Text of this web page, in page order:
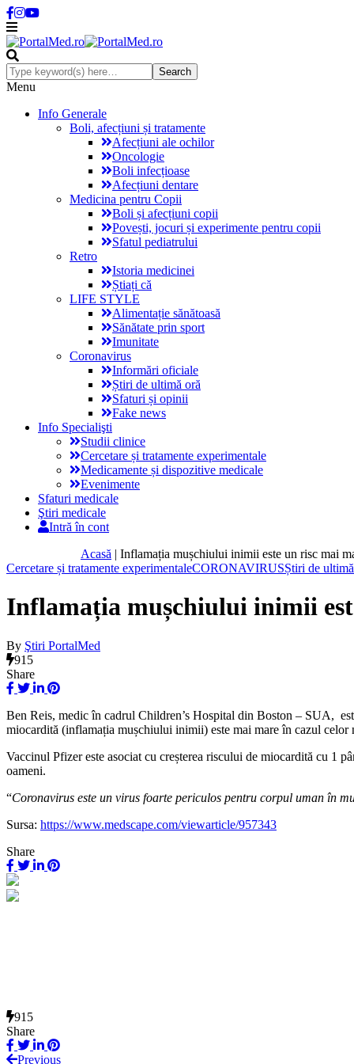
Menu
Info Generale
Boli, afecțiuni și tratamente
Afecțiuni ale ochilor
Oncologie
Boli infecțioase
Afecțiuni dentare
Medicina pentru Copii
Boli și afecțiuni copii
Povești, jocuri și experimente pentru copii
Sfatul pediatrului
Retro
Istoria medicinei
Știați că
LIFE STYLE
Alimentație sănătoasă
Sănătate prin sport
Imunitate
Coronavirus
Informări oficiale
Știri de ultimă oră
Sfaturi și opinii
Fake news
Info Specialişti
Studii clinice
Cercetare și tratamente experimentale
Medicamente și dispozitive medicale
Evenimente
Sfaturi medicale
Ştiri medicale
Intră în cont
Acasă | Inflamația mușchiului inimii este un risc mai
Cercetare și tratamente experimentaleCORONAVIRUSȘtiri de
Inflamația mușchiului inimii
By Ştiri PortalMed
915
Share
Ben Reis, medic în cadrul Children’s Hospital din Boston – SUA,
miocardită (inflamația mușchiului inimii) este mai mare în cazul celor
Vaccinul Pfizer este asociat cu creșterea riscului de miocardită cu 1
oameni.
“Coronavirus este un virus foarte periculos pentru corpul uman în
Sursa: https://www.medscape.com/viewarticle/957343
Share
915
Share
Previous